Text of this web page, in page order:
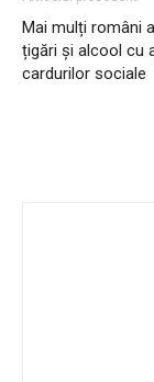
Mai mulți români
țigări și alcool cu
cardurilor sociale